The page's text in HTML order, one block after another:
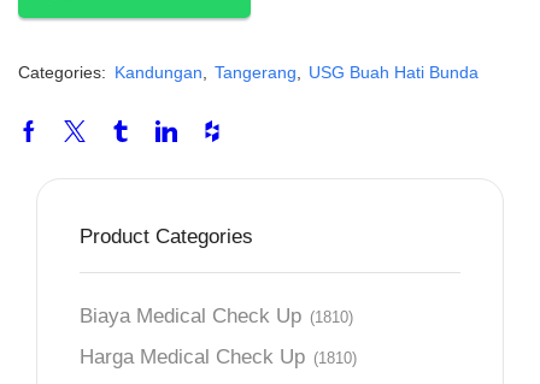
Categories: Kandungan Tangerang USG Buah Hati Bunda
Product Categories
Biaya Medical Check Up (1810)
Harga Medical Check Up (1810)